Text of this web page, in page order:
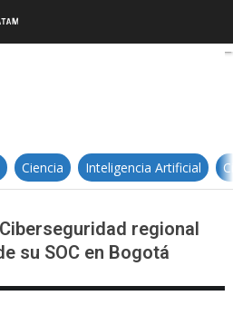
impulsa la
Ciencia Inteligencia Artificial
regional
su SOC en Bogotá